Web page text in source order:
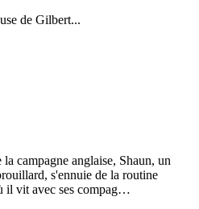
de Gilbert...
campagne anglaise, Shaun, un
s'ennuie de la routine
il vit avec ses compag…